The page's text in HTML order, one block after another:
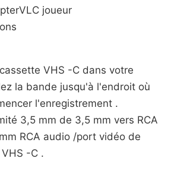
joueur
VHS -C dans votre
la bande jusqu'à l'endroit où
l'enregistrement .
3,5 mm de 3,5 mm vers RCA
RCA audio /port vidéo de
-C .